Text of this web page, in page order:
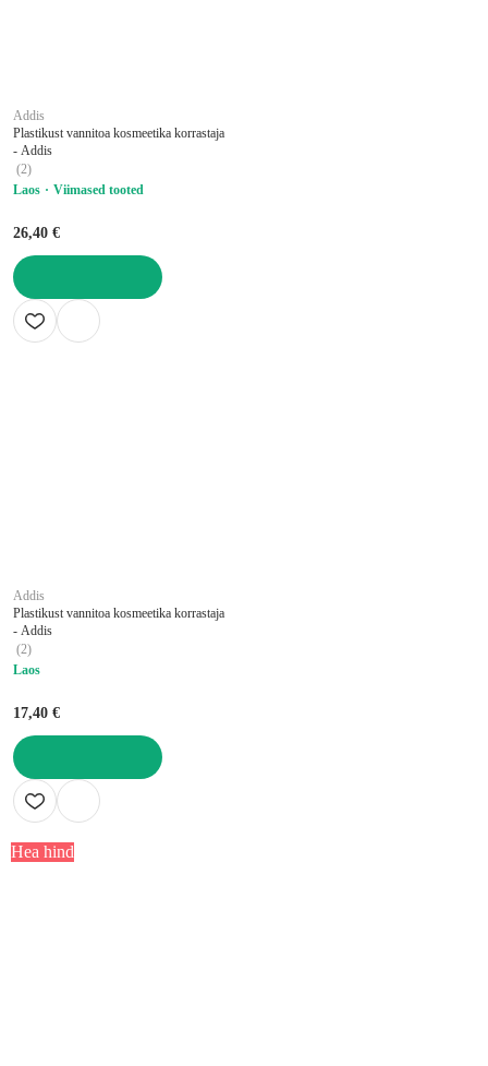
Addis
Plastikust vannitoa kosmeetika korrastaja
- Addis
(2)
Laos
Viimased tooted
26,40 €
LISA OSTUKORVI
Addis
Plastikust vannitoa kosmeetika korrastaja
- Addis
(2)
Laos
17,40 €
LISA OSTUKORVI
Hea hind